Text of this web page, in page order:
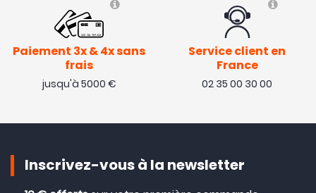
Paiement 3x & 4x sans
frais
jusqu'à 5000 €
Service client en
France
02 35 00 30 00
Inscrivez-vous à la newsletter